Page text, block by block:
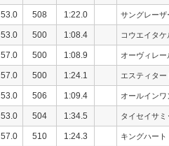
53.0 508 1:22.0 サングレーザ
53.0 500 1:08.4 コウエイタケ
57.0 500 1:08.9 オーヴィレー
57.0 500 1:24.1 エスティター
53.0 506 1:09.4 オールインワ
53.0 504 1:34.5 タイセイサミ
57.0 510 1:24.3 キングハート